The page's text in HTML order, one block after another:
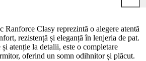
Ranforce Clasy reprezintă o alegere atentă
rezistență și eleganță în lenjeria de pat.
atenție la detalii, este o completare
oferind un somn odihnitor și plăcut.